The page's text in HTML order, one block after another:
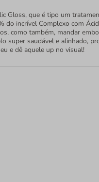
Gloss, que é tipo um
do incrível Complexo com
como também, mandar
super saudável e alinhado,
e dê aquele up no visual!